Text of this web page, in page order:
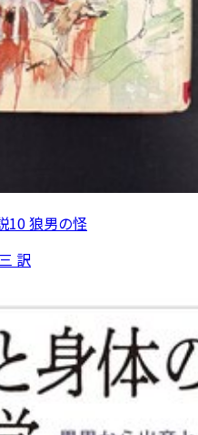
10 狼男の怪
訳